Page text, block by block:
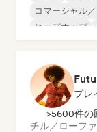
コマーシャル
ヒップホップ
プレ
>5600件の
チル／ローフ